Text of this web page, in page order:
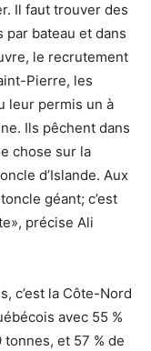
Il faut trouver des
bateau et dans
le recrutement
Pierre, les
leur permis un à
Ils pêchent dans
chose sur la
d’Islande. Aux
géant; c’est
précise Ali
c’est la Côte-Nord
avec 55 %
et 57 % de